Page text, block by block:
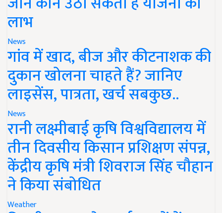
लाभ
News
गांव में खाद, बीज और कीटनाशक की
दुकान खोलना चाहते हैं? जानिए
लाइसेंस, पात्रता, खर्च सबकुछ..
News
रानी लक्ष्मीबाई कृषि विश्वविद्यालय में
तीन दिवसीय किसान प्रशिक्षण संपन्न,
केंद्रीय कृषि मंत्री शिवराज सिंह चौहान
ने किया संबोधित
Weather